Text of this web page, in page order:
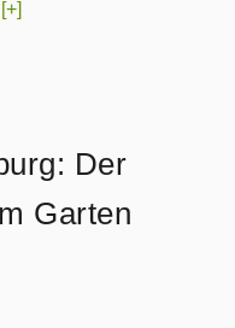
[+]
Der
Garten